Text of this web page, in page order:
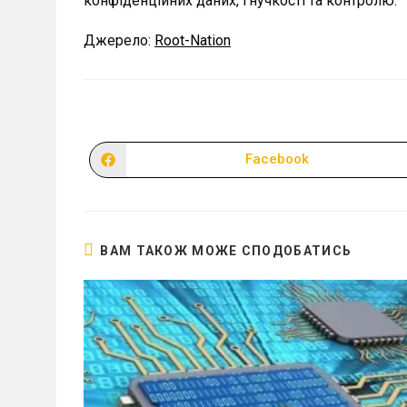
Джерело: Root-Nation
Відкрити
в
Facebook
ВАМ ТАКОЖ МОЖЕ СПОДОБАТИСЬ